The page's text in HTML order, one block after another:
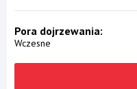
Pora dojrzewania
Wczesne